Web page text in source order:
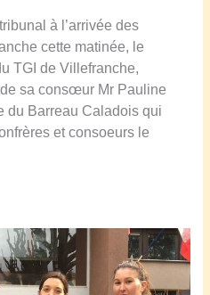
à l’arrivée des
cette matinée, le
TGI de Villefranche,
sa consœur Mr Pauline
du Barreau Caladois qui
et consoeurs le